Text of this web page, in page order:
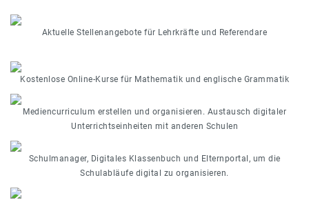
Aktuelle Stellenangebote für Lehrkräfte und Referendare
Kostenlose Online-Kurse für Mathematik und englische Grammatik
Mediencurriculum erstellen und organisieren. Austausch digitaler
Unterrichtseinheiten mit anderen Schulen
Schulmanager, Digitales Klassenbuch und Elternportal, um die
Schulabläufe digital zu organisieren.